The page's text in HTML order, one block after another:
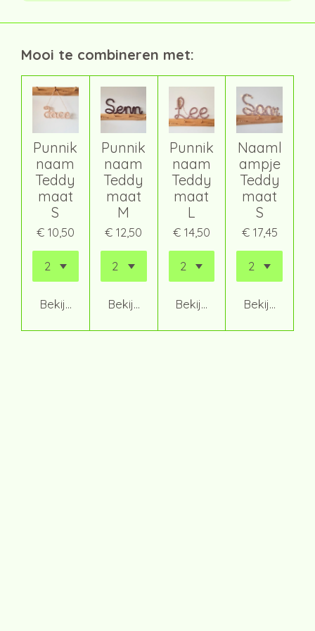
Mooi te combineren met:
Punnik
naam
Teddy
maat
S
€ 10,50
Bekijk details
Punnik
naam
Teddy
maat
M
€ 12,50
Bekijk details
Punnik
naam
Teddy
maat
L
€ 14,50
Bekijk details
Naaml
ampje
Teddy
maat
S
€ 17,45
Bekijk details